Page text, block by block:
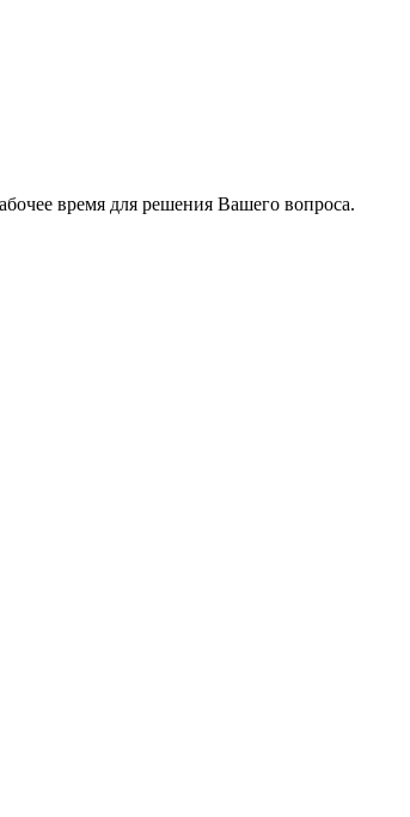
время для решения Вашего вопроса.